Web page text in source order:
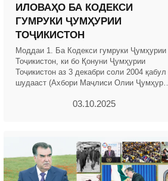
ИЛОВАҲО БА КОДЕКСИ
ГУМРУКИ ҶУМҲУРИИ
ТОҶИКИСТОН
Моддаи 1. Ба Кодекси гумруки Ҷумҳурии
Тоҷикистон, ки бо Қонуни Ҷумҳурии
Тоҷикистон аз 3 декабри соли 2004 қабул
шудааст (Ахбори Маҷлиси Олии Ҷумҳурии
03.10.2025